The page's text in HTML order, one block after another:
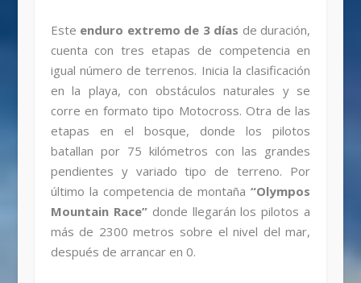
Este enduro extremo de 3 días de duración,
cuenta con tres etapas de competencia en
igual número de terrenos. Inicia la clasificación
en la playa, con obstáculos naturales y se
corre en formato tipo Motocross. Otra de las
etapas en el bosque, donde los pilotos
batallan por 75 kilómetros con las grandes
pendientes y variado tipo de terreno. Por
último la competencia de montaña“Olympos
Mountain Race”donde llegarán los pilotos a
más de 2300 metros sobre el nivel del mar,
después de arrancar en 0.